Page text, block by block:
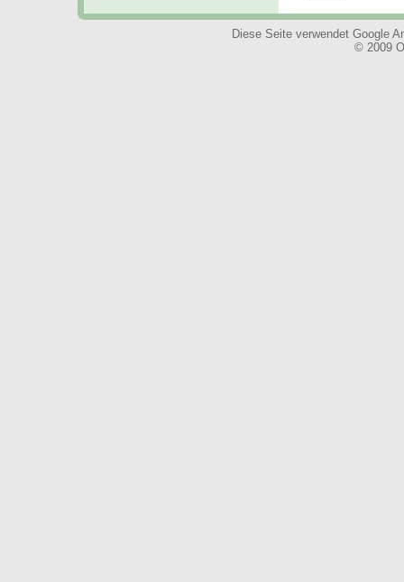
Diese Seite verwendet Google
© 2009